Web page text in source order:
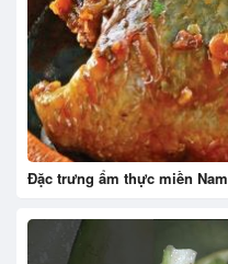
Đặc trưng ẩm thực miền Nam